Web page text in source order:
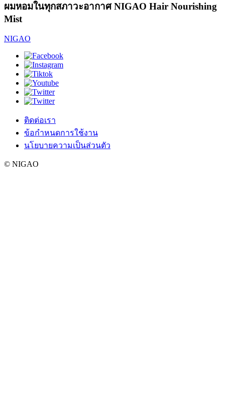
ผมหอมในทุกสภาวะอากาศ NIGAO Hair Nourishing
Mist
NIGAO
ติดต่อเรา
ข้อกำหนดการใช้งาน
นโยบายความเป็นส่วนตัว
© NIGAO